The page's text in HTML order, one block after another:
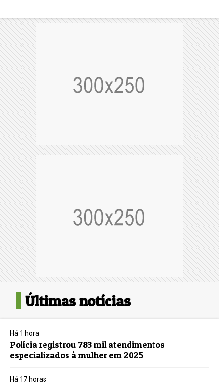
Últimas notícias
Há 1 hora
Polícia registrou 783 mil atendimentos
especializados à mulher em 2025
Há 17 horas